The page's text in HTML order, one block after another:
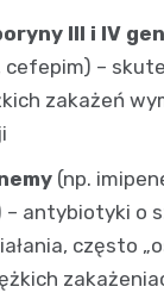
III i IV
–
zakażeń
(np.
– antybiotyki o
często